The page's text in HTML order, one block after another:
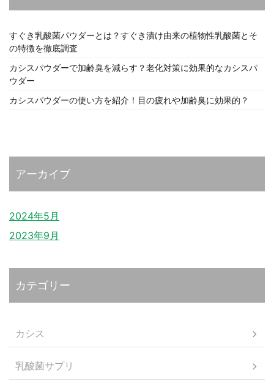
すぐき乳酸菌パウダーとは？すぐき漬け由来の植物性乳酸菌とそ
の特徴を徹底調査
カシスパウダーで加齢臭を減らす？老化対策に効果的なカシスパ
ウダー
カシスパウダーの使い方を紹介！目の疲れや加齢臭に効果的？
アーカイブ
2024年5月
2023年9月
カテゴリー
カシス
乳酸菌サプリ